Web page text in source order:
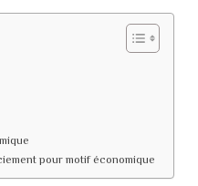
pour motif économique